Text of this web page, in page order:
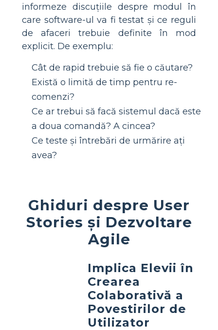
informeze discuțiile despre modul în
care software-ul va fi testat și ce reguli
de afaceri trebuie definite în mod
explicit. De exemplu:
Cât de rapid trebuie să fie o căutare?
Există o limită de timp pentru re-
comenzi?
Ce ar trebui să facă sistemul dacă este
a doua comandă? A cincea?
Ce teste și întrebări de urmărire ați
avea?
Ghiduri despre User
Stories și Dezvoltare
Agile
Implica Elevii în
Crearea
Colaborativă a
Povestirilor de
Utilizator